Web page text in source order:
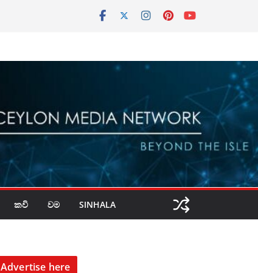
කවි වම SINHALA
Advertise here